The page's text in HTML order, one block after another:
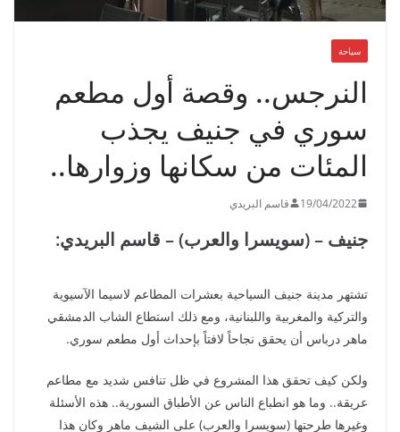
سياحة
النرجس.. وقصة أول مطعم
سوري في جنيف يجذب
المئات من سكانها وزوارها..
19/04/2022 قاسم البريدي
جنيف – (سويسرا والعرب) – قاسم البريدي:
تشتهر مدينة جنيف السياحية بعشرات المطاعم لاسيما الآسيوية
والتركية والمغربية واللبنانية، ومع ذلك استطاع الشاب الدمشقي
ماهر درباس أن يحقق نجاحاً لافتاً بإحداث أول مطعم سوري.
ولكن كيف تحقق هذا المشروع في ظل تنافس شديد مع مطاعم
عريقة.. وما هو انطباع الناس عن الأطباق السورية.. هذه الأسئلة
وغيرها طرحتها (سويسرا والعرب) على الشيف ماهر وكان هذا